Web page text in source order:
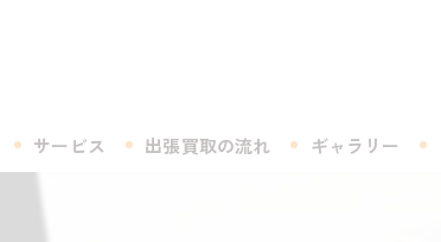
サービス 出張買取の流れ ギャラリー